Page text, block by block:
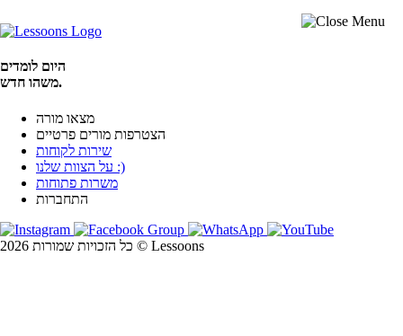
היום לומדים
משהו חדש.
מצאו מורה
הצטרפות מורים פרטיים
שירות לקוחות
על הצוות שלנו :)
משרות פתוחות
התחברות
כל הזכויות שמורות 2026 © Lessoons